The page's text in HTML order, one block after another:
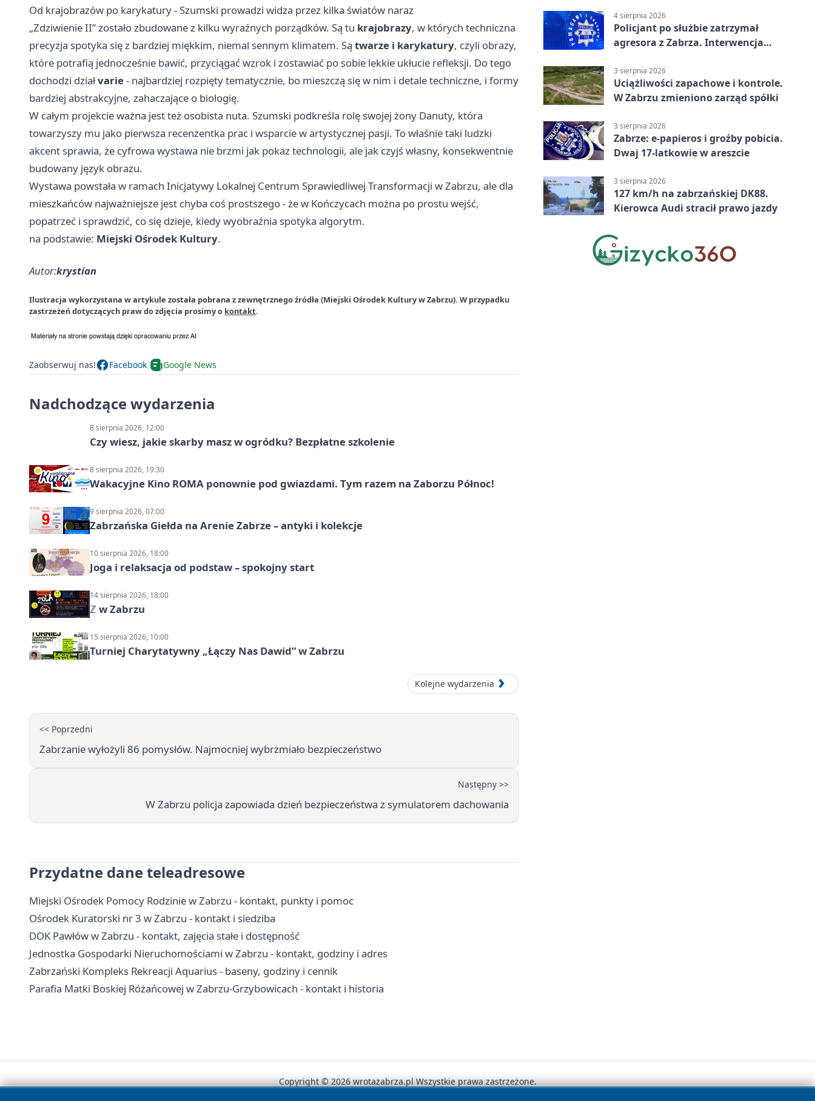
Od krajobrazów po karykatury - Szumski prowadzi widza przez kilka światów naraz
„Zdziwienie II” zostało zbudowane z kilku wyraźnych porządków. Są tu krajobrazy, w których techniczna
precyzja spotyka się z bardziej miękkim, niemal sennym klimatem. Są twarze i karykatury, czyli obrazy,
które potrafią jednocześnie bawić, przyciągać wzrok i zostawiać po sobie lekkie ukłucie refleksji. Do tego
dochodzi działvarie- najbardziej rozpięty tematycznie, bo mieszczą się w nim i detale techniczne, i formy
bardziej abstrakcyjne, zahaczające o biologię.
W całym projekcie ważna jest też osobista nuta. Szumski podkreśla rolę swojej żony Danuty, która
towarzyszy mu jako pierwsza recenzentka prac i wsparcie w artystycznej pasji. To właśnie taki ludzki
akcent sprawia, że cyfrowa wystawa nie brzmi jak pokaz technologii, ale jak czyjś własny, konsekwentnie
budowany język obrazu.
Wystawa powstała w ramach Inicjatywy Lokalnej Centrum Sprawiedliwej Transformacji w Zabrzu, ale dla
mieszkańców najważniejsze jest chyba coś prostszego - że w Kończycach można po prostu wejść,
popatrzeć i sprawdzić, co się dzieje, kiedy wyobraźnia spotyka algorytm.
na podstawie: Miejski Ośrodek Kultury.
Autor:krystian
Ilustracja wykorzystana w artykule została pobrana z zewnętrznego źródła (Miejski Ośrodek Kultury w Zabrzu). W przypadku
zastrzeżeń dotyczących praw do zdjęcia prosimy o kontakt.
Zaobserwuj nas! Facebook Google News
Nadchodzące wydarzenia
8 sierpnia 2026, 12:00
Czy wiesz, jakie skarby masz w ogródku? Bezpłatne szkolenie
8 sierpnia 2026, 19:30
Wakacyjne Kino ROMA ponownie pod gwiazdami. Tym razem na Zaborzu Północ!
9 sierpnia 2026, 07:00
Zabrzańska Giełda na Arenie Zabrze – antyki i kolekcje
10 sierpnia 2026, 18:00
Joga i relaksacja od podstaw – spokojny start
14 sierpnia 2026, 18:00
ℤ w Zabrzu
15 sierpnia 2026, 10:00
Turniej Charytatywny „Łączy Nas Dawid” w Zabrzu
Kolejne wydarzenia
<< Poprzedni
Zabrzanie wyłożyli 86 pomysłów. Najmocniej wybrzmiało bezpieczeństwo
Następny >>
W Zabrzu policja zapowiada dzień bezpieczeństwa z symulatorem dachowania
Przydatne dane teleadresowe
Miejski Ośrodek Pomocy Rodzinie w Zabrzu - kontakt, punkty i pomoc
Ośrodek Kuratorski nr 3 w Zabrzu - kontakt i siedziba
DOK Pawłów w Zabrzu - kontakt, zajęcia stałe i dostępność
Jednostka Gospodarki Nieruchomościami w Zabrzu - kontakt, godziny i adres
Zabrzański Kompleks Rekreacji Aquarius - baseny, godziny i cennik
Parafia Matki Boskiej Różańcowej w Zabrzu-Grzybowicach - kontakt i historia
4 sierpnia 2026
Policjant po służbie zatrzymał
agresora z Zabrza. Interwencja
3 sierpnia 2026
Uciążliwości zapachowe i kontrole.
W Zabrzu zmieniono zarząd spółki
3 sierpnia 2026
Zabrze: e-papieros i groźby pobicia.
Dwaj 17-latkowie w areszcie
3 sierpnia 2026
127 km/h na zabrzańskiej DK88.
Kierowca Audi stracił prawo jazdy
Copyright © 2026 wrotazabrza.pl Wszystkie prawa zastrzeżone.